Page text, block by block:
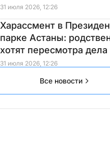
31 июля 2026, 12:26
Харассмент в
парке Астаны:
хотят пересмотра дела
31 июля 2026, 12:26
Все новости